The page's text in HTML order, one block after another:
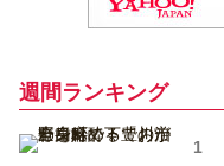
週間ランキング